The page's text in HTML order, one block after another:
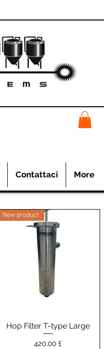
Contattaci More
Vista rapida
New product
Hop Filter T-type Large
Prezzo
420,00 £